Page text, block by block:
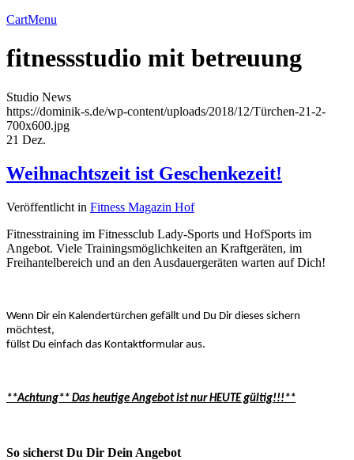
CartMenu
fitnessstudio mit betreuung
Studio News
https://dominik-s.de/wp-content/uploads/2018/12/Türchen-21-2-
700x600.jpg
21 Dez.
Weihnachtszeit ist Geschenkezeit!
Veröffentlicht in Fitness Magazin Hof
Fitnesstraining im Fitnessclub Lady-Sports und HofSports im
Angebot. Viele Trainingsmöglichkeiten an Kraftgeräten, im
Freihantelbereich und an den Ausdauergeräten warten auf Dich!
Wenn Dir ein Kalendertürchen gefällt und Du Dir dieses sichern
möchtest,
füllst Du einfach das Kontaktformular aus.
**Achtung** Das heutige Angebot ist nur HEUTE gültig!!!**
So sicherst Du Dir Dein Angebot